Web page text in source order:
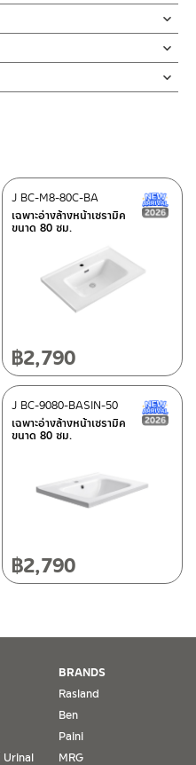
มีนวีเนียร์
อาจทำให้ได้รับบาดเจ็บหรือ
อ่างล้างหน้า ซึ่งมีน้ำหนักมาก
งควรมีความแข็งแรง สามารถ
ากพพื้น 85-90 ซม. ที่แนะนำ
objects. Please ask
in vertically balance. The
to hold the cabinet
hole should be around
should be around 89-90
มือด้านบน หากพบความแปลก
do not proceed
contact the store of
า
นฟองน้ำขัดถูแบบหยาบอาจ
or rough objects on the
นผิวสุขภัณฑ์เป็นเวลานาน
น้ำ ทำความความสะอาดและเช็ค
วรติดตั้งในโซนที่แห้งหรือไม่ควร
or ceramic basin for
the basin and the
use.
good condition, do not put
put in a dry place.
ดอายุการใช้งาน
พงพาง เขตยานนาวา กรุงเทพฯ
/ 091-545-0556
ย อ.ดอยสะเก็ด เชียงใหม่
น.
ซื้อ หรือ ใบเสร็จ โดยทางบริษัทฯ
ญ ทางบริษัทฯ ไม่สามารถให้
เอกสารดังกล่าว
ะสินค้าที่อยู่ในสภาพการใช้งาน
Staff
คลิกที่นี่
สินค้าลดราคา เคลียร์สต็อก
เฉพาะอ่างล้างหน้าเซรามิค
ขนาด 80 ซม.
J BC-M8-80C-BA
฿2,790
New Arrival สินค้าใหม่ ปี 2026
เฉพาะอ่างล้างหน้าเซรามิค
ขนาด 80 ซม.
J BC-9080-BASIN-50
฿2,790
Urinal
BRANDS
Rasland
Ben
Paini
MRG